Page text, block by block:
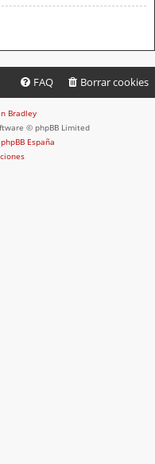
Borrar cookies
FAQ
Bradley
© phpBB Limited
phpBB España